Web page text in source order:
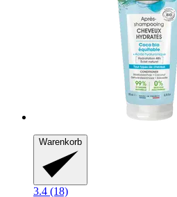
Warenkorb
3.4 (18)